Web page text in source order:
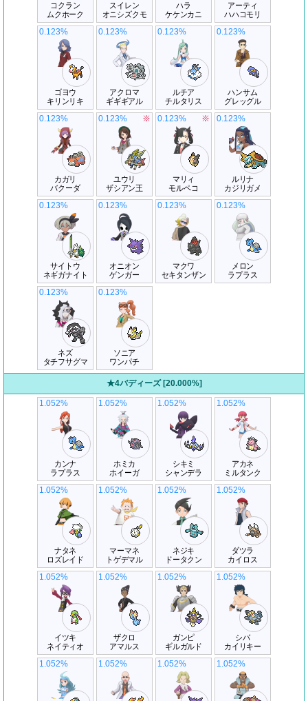
コクラン
ムクホーク
スイレン
オニシズクモ
ハラ
ケケンカニ
アーティ
ハハコモリ
ゴヨウ
キリンリキ
0.123%
アクロマ
ギギギアル
0.123%
ルチア
チルタリス
0.123%
ハンサム
グレッグル
0.123%
カガリ
バクーダ
0.123%
ユウリ
ザシアン王
0.123% ※
マリィ
モルペコ
0.123% ※
ルリナ
カジリガメ
0.123%
サイトウ
ネギガナイト
0.123%
オニオン
ゲンガー
0.123%
マクワ
セキタンザン
0.123%
メロン
ラプラス
0.123%
ネズ
タチフサグマ
0.123%
ソニア
ワンパチ
0.123%
★4バディーズ [20.000%]
カンナ
ラプラス
1.052%
ホミカ
ホイーガ
1.052%
シキミ
シャンデラ
1.052%
アカネ
ミルタンク
1.052%
ナタネ
ロズレイド
1.052%
マーマネ
トゲデマル
1.052%
ネジキ
ドータクン
1.052%
ダツラ
カイロス
1.052%
イツキ
ネイティオ
1.052%
ザクロ
アマルス
1.052%
ガンピ
ギルガルド
1.052%
シバ
カイリキー
1.052%
1.052% 1.052% 1.052% 1.052%